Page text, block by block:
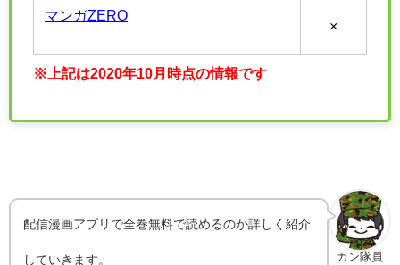
マンガZERO
×
※上記は2020年10月時点の情報です
カン隊員
配信漫画アプリで全巻無料で読めるのか詳しく紹介
していきます。